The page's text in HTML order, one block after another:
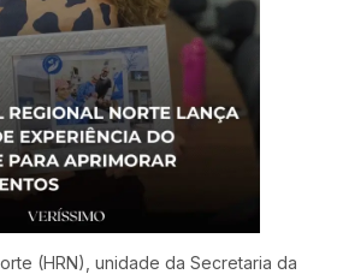
(HRN), unidade da Secretaria da